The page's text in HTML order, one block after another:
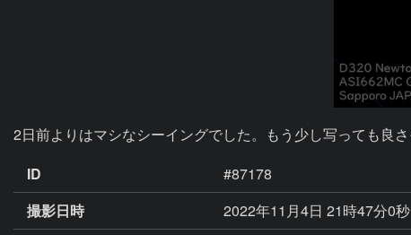
ID
#87178
撮影日時
2022年11月4日 21時47分0秒